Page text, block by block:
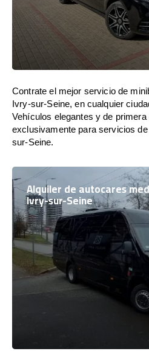
Contrate el mejor servicio de
Ivry-sur-Seine, en cualquier
Vehículos elegantes y de primera
exclusivamente para servicios
sur-Seine.
Alquiler de autocares
Ivry-sur-Seine